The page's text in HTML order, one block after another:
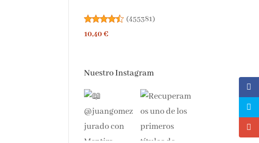
(455381)
10,40 €
Nuestro Instagram